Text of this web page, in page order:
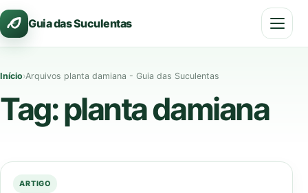
Pular
para
o
Guia das Suculentas
Início›Arquivos planta damiana - Guia das Suculentas
Tag:planta damiana
ARTIGO